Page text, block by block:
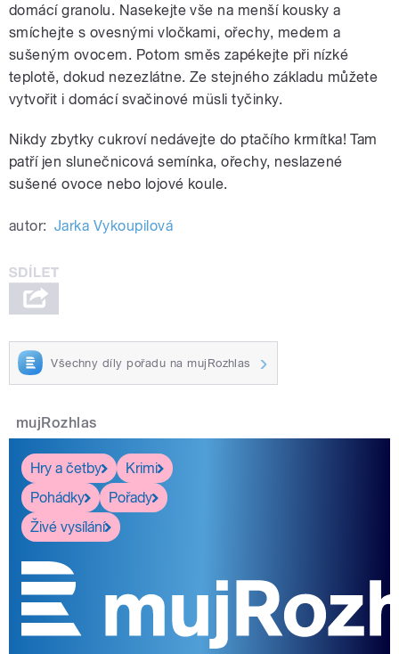
domácí granolu. Nasekejte vše na menší kousky a
smíchejte s ovesnými vločkami, ořechy, medem a
sušeným ovocem. Potom směs zapékejte při nízké
teplotě, dokud nezezlátne. Ze stejného základu můžete
vytvořit i domácí svačinové müsli tyčinky.
Nikdy zbytky cukroví nedávejte do ptačího krmítka! Tam
patří jen slunečnicová semínka, ořechy, neslazené
sušené ovoce nebo lojové koule.
autor: Jarka Vykoupilová
Všechny díly pořadu na mujRozhlas
mujRozhlas
Hry a četby
Krimi
Pohádky
Pořady
Živé vysílání